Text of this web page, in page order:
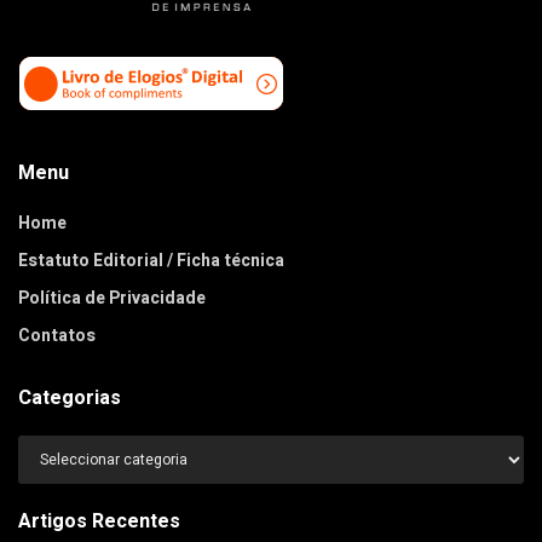
Menu
Home
Estatuto Editorial / Ficha técnica
Política de Privacidade
Contatos
Categorias
Categorias
Artigos Recentes